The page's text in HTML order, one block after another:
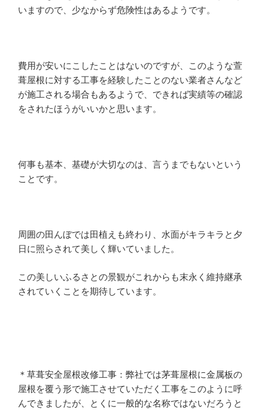
いますので、少なからず危険性はあるようです。
費用が安いにこしたことはないのですが、このような萱
葺屋根に対する工事を経験したことのない業者さんなど
が施工される場合もあるようで、できれば実績等の確認
をされたほうがいいかと思います。
何事も基本、基礎が大切なのは、言うまでもないという
ことです。
周囲の田んぼでは田植えも終わり、水面がキラキラと夕
日に照らされて美しく輝いていました。
この美しいふるさとの景観がこれからも末永く維持継承
されていくことを期待しています。
＊草葺安全屋根改修工事：弊社では茅葺屋根に金属板の
屋根を覆う形で施工させていただく工事をこのように呼
んできましたが、とくに一般的な名称ではないだろうと